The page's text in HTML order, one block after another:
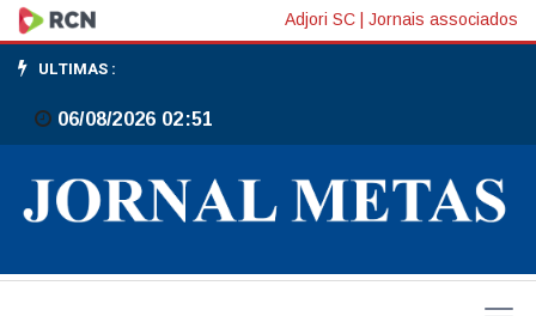
PM
prende
foragido
em
ocupação
irregular
Adjori SC Jornais associados
ULTIMAS :
06/08/2026 02:51